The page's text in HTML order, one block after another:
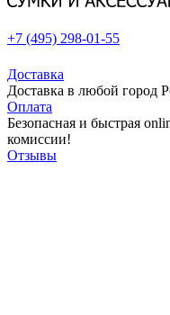
+7 (495) 298-01-55
Доставка
Доставка в любой город
Оплата
Безопасная и быстрая
комиссии!
Отзывы